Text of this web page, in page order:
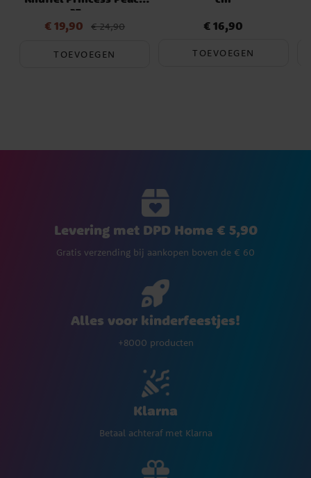
27 cm
Actuele prijs: € 19,90Vorige
prijs € 24,90
€ 19,90 € 24,90
TOEVOEGEN
Prijs:€ 16,90
€ 16,90
TOEVOEGEN
Levering met DPD Home € 5,90
Gratis verzending bij aankopen boven de € 60
Alles voor kinderfeestjes!
+8000 producten
Klarna
Betaal achteraf met Klarna